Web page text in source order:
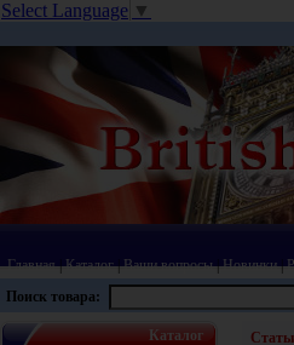
Select Language ▼
Главная|Каталог|Ваши вопросы|Новинки|
Поиск товара:
Каталог